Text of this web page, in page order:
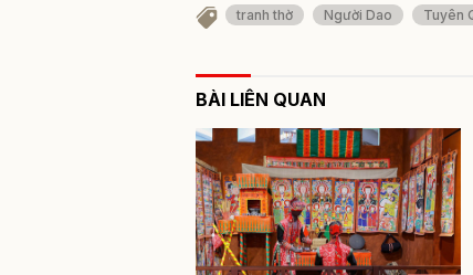
tranh thờ Người Dao Tuyên
BÀI LIÊN QUAN